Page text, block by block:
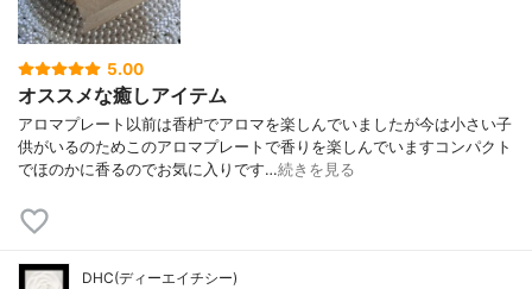
5.00
オススメな癒しアイテム
アロマプレート以前は香枦でアロマを楽しんでいましたが今は小さい子
供がいるのためこのアロマプレートで香りを楽しんでいますコンパクト
でほのかに香るのでお気に入りです…続きを見る
DHC(ディーエイチシー)